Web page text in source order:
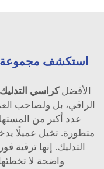
استكشف مجموعة
الأفضلكراسي التدليك
الراقي، بل ولصاحب
عدد أكبر من
متطورة. تخيل عميلًا
التدليك. إنها
واضحة لا